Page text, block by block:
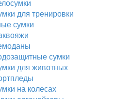
для тренировки
сумки
сумки
для животных
на колесах